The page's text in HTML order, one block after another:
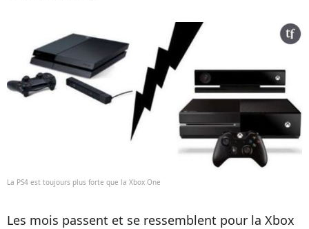
La PS4 est toujours plus forte que la Xbox One
Les mois passent et se ressemblent pour la Xbox